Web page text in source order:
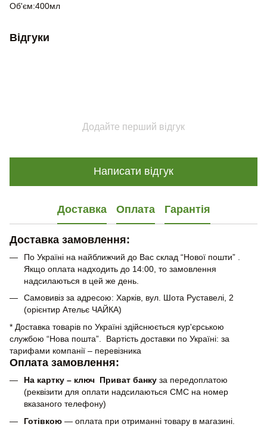
Об'єм:400мл
Відгуки
Додайте перший відгук
Написати відгук
Доставка Оплата Гарантія
Доставка замовлення:
По Україні на найближчий до Вас склад “Нової пошти” .
Якщо оплата надходить до 14:00, то замовлення
надсилаються в цей же день.
Самовивіз за адресою: Харків, вул. Шота Руставелі, 2
(орієнтир Ательє ЧАЙКА)
* Доставка товарів по Україні здійснюється кур'єрською
службою “Нова пошта”. Вартість доставки по Україні: за
тарифами компанії – перевізника
Оплата замовлення:
На картку – ключ Приват банку за передоплатою
(реквізити для оплати надсилаються СМС на номер
вказаного телефону)
Готівкою — оплата при отриманні товару в магазині.